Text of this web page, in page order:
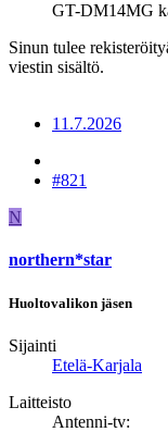
GT-DM14MG
Sinun tulee
viestin sisältö.
11.7.2026
#821
N
northern*star
Huoltovalikon jäsen
Sijainti
Etelä-Karjala
Laitteisto
Antenni-tv: